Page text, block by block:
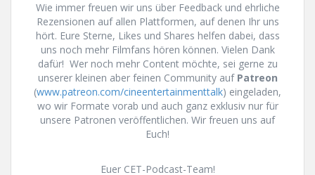
Wie immer freuen wir uns über Feedback und ehrliche
Rezensionen auf allen Plattformen, auf denen Ihr uns
hört. Eure Sterne, Likes und Shares helfen dabei, dass
uns noch mehr Filmfans hören können. Vielen Dank
dafür! Wer noch mehr Content möchte, sei gerne zu
unserer kleinen aber feinen Community auf Patreon
(www.patreon.com/cineentertainmenttalk) eingeladen,
wo wir Formate vorab und auch ganz exklusiv nur für
unsere Patronen veröffentlichen. Wir freuen uns auf
Euch!
Euer CET-Podcast-Team!